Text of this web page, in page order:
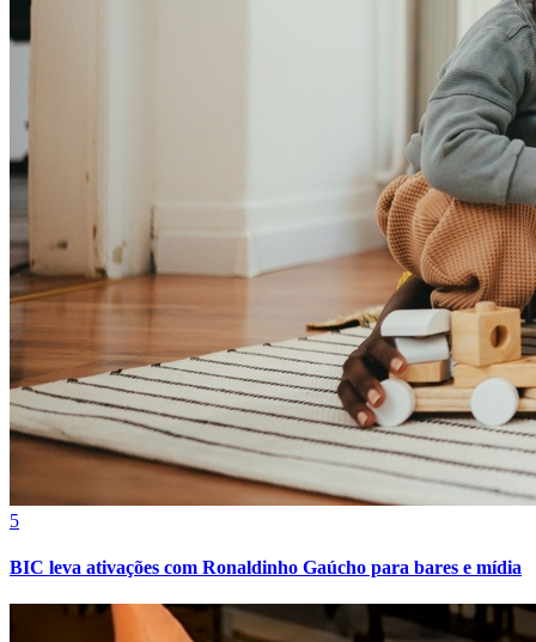
Bahia
5
BIC leva ativações com Ronaldinho Gaúcho para bares e mídia